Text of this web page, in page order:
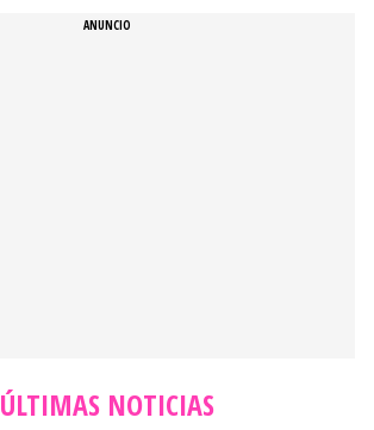
ÚLTIMAS NOTICIAS